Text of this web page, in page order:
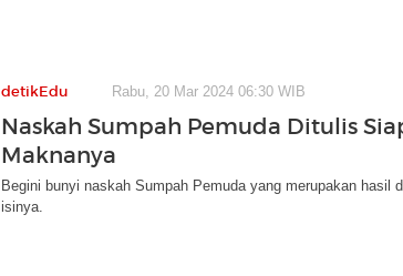
detikEdu Rabu, 20 Mar 2024 06:30 WIB
Naskah Sumpah Pemuda Ditulis
Maknanya
Begini bunyi naskah Sumpah Pemuda yang merupakan hasil
isinya.